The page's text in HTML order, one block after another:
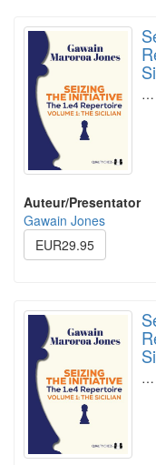
…
Auteur/Presentator
Gawain Jones
EUR29.95
…